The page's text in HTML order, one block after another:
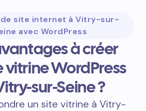
site internet à Vitry-sur-
avec WordPress
à créer
vitrine WordPress
sur-Seine ?
un site vitrine à Vitry-